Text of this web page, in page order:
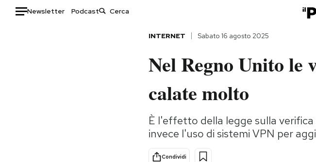
Newsletter Podcast
Storie/Idee
Ok Boomer!
INTERNET Sabato 16 agosto 2025
Nel Regno Unito le
calate molto
È l'effetto della legge sulla
invece l'uso di sistemi VPN per
Condividi